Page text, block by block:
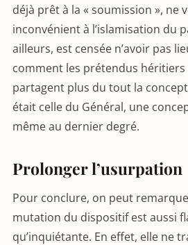
déjà prêt à la « soumission », ne
inconvénient à l’islamisation du
ailleurs, est censée n’avoir pas
comment les prétendus héritiers
partagent plus du tout la
était celle du Général, une
même au dernier degré.
Prolonger l’usurpation
Pour conclure, on peut
mutation du dispositif est aussi
qu’inquiétante. En effet, elle ne